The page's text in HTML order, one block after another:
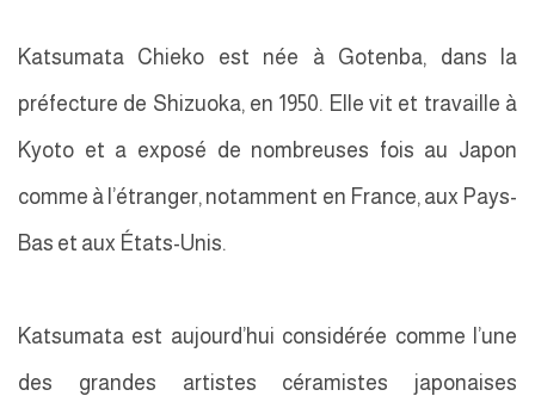
Katsumata Chieko est née à Gotenba, dans la
préfecture de Shizuoka, en 1950. Elle vit et travaille à
Kyoto et a exposé de nombreuses fois au Japon
comme à l’étranger, notamment en France, aux Pays-
Bas et aux États-Unis.
Katsumata est aujourd’hui considérée comme l’une
des grandes artistes céramistes japonaises